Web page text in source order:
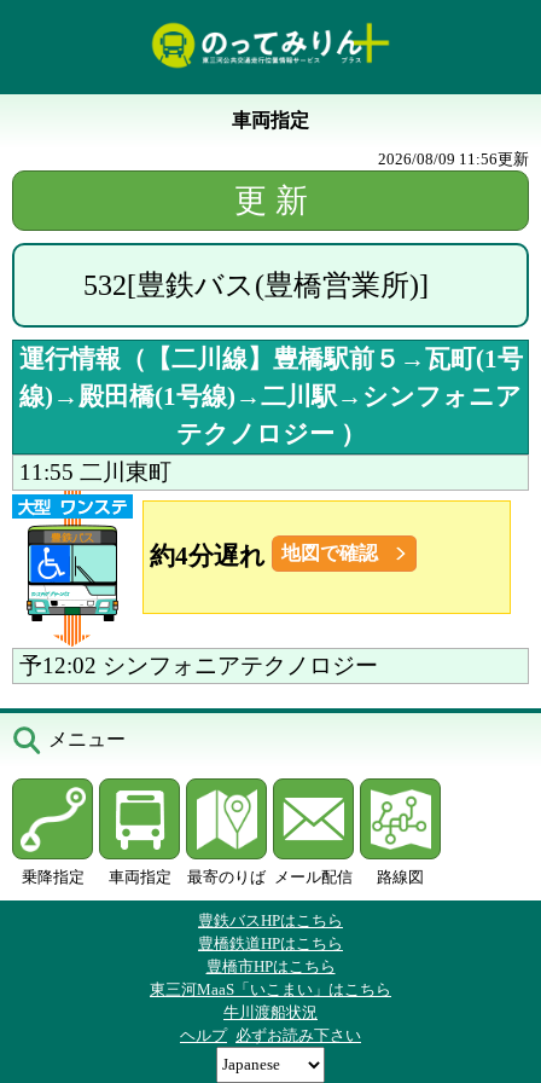
車両指定
2026/08/09 11:56更新
532[豊鉄バス(豊橋営業所)]
運行情報（ 【二川線】豊橋駅前５→瓦町(1号
線)→殿田橋(1号線)→二川駅→シンフォニア
テクノロジー ）
11:55 二川東町
約4分遅れ 地図で確認
予12:02 シンフォニアテクノロジー
メニュー
乗降指定 車両指定 最寄のりば メール配信 路線図
豊鉄バスHPはこちら
豊橋鉄道HPはこちら
豊橋市HPはこちら
東三河MaaS「いこまい」はこちら
牛川渡船状況
ヘルプ 必ずお読み下さい